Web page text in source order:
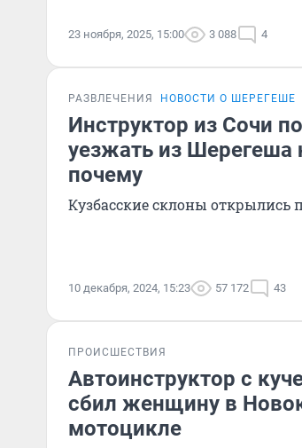
23 ноября, 2025, 15:00 3 088 4
РАЗВЛЕЧЕНИЯ НОВОСТИ О ШЕРЕГЕШЕ
Инструктор из Сочи
уезжать из Шерегеша
почему
Кузбасские склоны открылись
10 декабря, 2024, 15:23 57 172 43
ПРОИСШЕСТВИЯ
Автоинструктор с
сбил женщину в
мотоцикле